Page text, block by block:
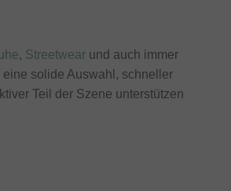
, Streetwear und auch immer
solide Auswahl, schneller
Teil der Szene unterstützen